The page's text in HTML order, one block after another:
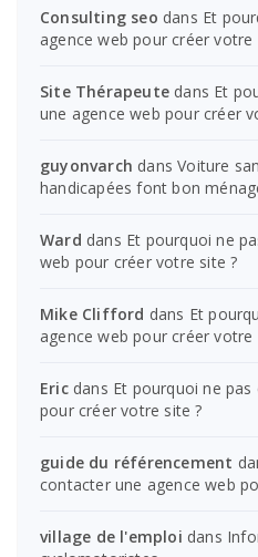
Consulting seo dans Et
agence web pour créer votre
Site Thérapeute dans Et
une agence web pour créer
guyonvarch dansVoiture
handicapées font bon
Ward dans Et pourquoi ne
web pour créer votre site ?
Mike Clifford dans Et
agence web pour créer votre
Ericdans Et pourquoi ne
pour créer votre site ?
guide du référencement
contacter une agence web
village de l'emploi dans